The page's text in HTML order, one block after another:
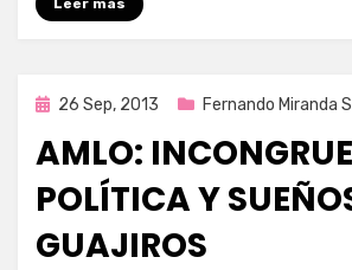
Leer más
Publicada
26 Sep, 2013 Fernando Miranda
AMLO:
POLÍTICA Y
GUAJIROS